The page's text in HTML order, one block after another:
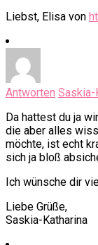
Liebst, Elisa von
Antworten Saskia-
Da hattest du ja
die aber alles
möchte, ist echt
sich ja bloß
Ich wünsche dir
Liebe Grüße,
Saskia-Katharina